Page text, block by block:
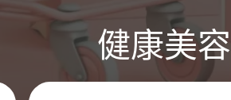
健康美容
关键字